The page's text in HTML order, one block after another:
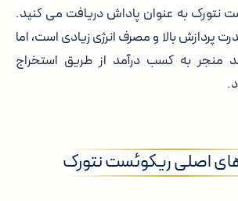
نتورک به عنوان پاداش دریافت می کنید.
پردازش بالا و مصرف انرژی زیادی است، اما
منجر به کسب درآمد از طریق استخراج
اصلی ریکوئست نتورک